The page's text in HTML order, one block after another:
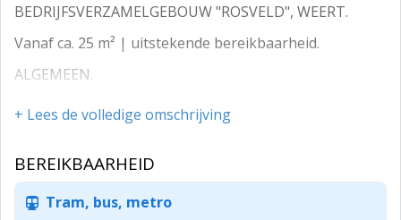
BEDRIJFSVERZAMELGEBOUW "ROSVELD", WEERT.
Vanaf ca. 25 m² | uitstekende bereikbaarheid.
ALGEMEEN.
Bedrijfsverzamelgebouw "Rosveld" is gelegen op een
strategische locatie in Weert, ook wel bekend als de
Eindhoven en de belangrijkste Europese verkeersaders
vormt Weert een aantrekkelijk vestigingsklimaat voor
+ Lees de volledige omschrijving
BEREIKBAARHEID
Tram, bus, metro